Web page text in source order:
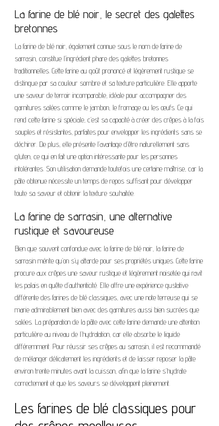
La farine de blé noir, le secret des galettes
bretonnes
La farine de blé noir, également connue sous le nom de farine de
sarrasin, constitue l’ingrédient phare des galettes bretonnes
traditionnelles. Cette farine au goût prononcé et légèrement rustique se
distingue par sa couleur sombre et sa texture particulière. Elle apporte
une saveur de terroir incomparable, idéale pour accompagner des
garnitures salées comme le jambon, le fromage ou les œufs. Ce qui
rend cette farine si spéciale, c’est sa capacité à créer des crêpes à la fois
souples et résistantes, parfaites pour envelopper les ingrédients sans se
déchirer. De plus, elle présente l’avantage d’être naturellement sans
gluten, ce qui en fait une option intéressante pour les personnes
intolérantes. Son utilisation demande toutefois une certaine maîtrise, car la
pâte obtenue nécessite un temps de repos suffisant pour développer
toute sa saveur et obtenir la texture souhaitée.
La farine de sarrasin, une alternative
rustique et savoureuse
Bien que souvent confondue avec la farine de blé noir, la farine de
sarrasin mérite qu’on s’y attarde pour ses propriétés uniques. Cette farine
procure aux crêpes une saveur rustique et légèrement noisetée qui ravit
les palais en quête d’authenticité. Elle offre une expérience gustative
différente des farines de blé classiques, avec une note terreuse qui se
marie admirablement bien avec des garnitures aussi bien sucrées que
salées. La préparation de la pâte avec cette farine demande une attention
particulière au niveau de l’hydratation, car elle absorbe le liquide
différemment. Pour réussir ses crêpes au sarrasin, il est recommandé
de mélanger délicatement les ingrédients et de laisser reposer la pâte
environ trente minutes avant la cuisson, afin que la farine s’hydrate
correctement et que les saveurs se développent pleinement.
Les farines de blé classiques pour